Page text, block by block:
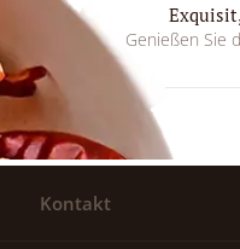
Genießen Sie
Kontakt